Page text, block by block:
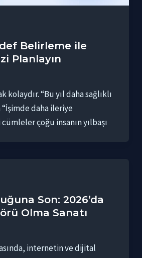
Belirleme ile
Planlayın
kolaydır. “Bu yıl daha sağlıklı
“İşimde daha ileriye
çoğu insanın yılbaşı
Son: 2026’da
Olma Sanatı
internetin ve dijital